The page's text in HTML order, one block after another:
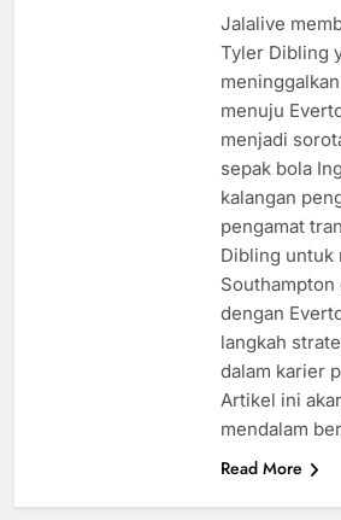
Jalalive
Tyler Dibling
menuju
menjadi
sepak bola
kalangan
pengamat
Dibling untuk
Southampton
dengan
langkah
dalam karier
Artikel ini
mendalam
Read More